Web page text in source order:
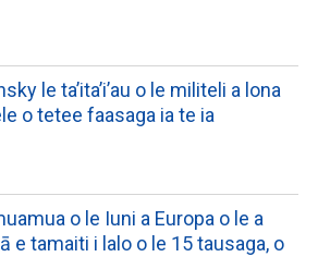
le ta’ita’i’au o le militeli a lona
o tetee faasaga ia te ia
o le Iuni a Europa o le a
e tamaiti i lalo o le 15 tausaga, o